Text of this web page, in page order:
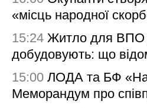
«місць народної
15:24 Житло для ВПО
добудовують: що
15:00 ЛОДА та БФ
Меморандум про